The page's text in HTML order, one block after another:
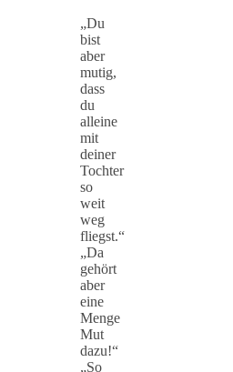
„Du
bist
aber
mutig,
dass
du
alleine
mit
deiner
Tochter
so
weit
weg
fliegst.“
„Da
gehört
aber
eine
Menge
Mut
dazu!“
„So